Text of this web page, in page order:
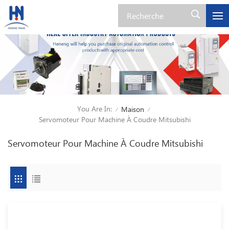
You Are In: / Maison /
Servomoteur Pour Machine À Coudre Mitsubishi
Servomoteur Pour Machine À Coudre Mitsubishi